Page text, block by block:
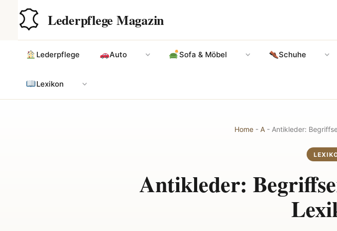
springen
Lederpflege Magazin
Lederpflege Auto Sofa & Möbel Schuhe
Lexikon
Hauptinhalt
Home- A- Antikleder:
Antikleder: